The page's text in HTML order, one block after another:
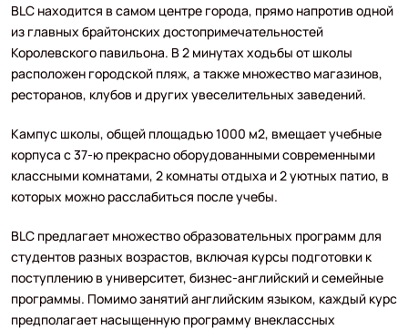
BLC находится в самом центре города, прямо напротив одной
из главных брайтонских достопримечательностей
Королевского павильона. В 2 минутах ходьбы от школы
расположен городской пляж, а также множество магазинов,
ресторанов, клубов и других увеселительных заведений.
Кампус школы, общей площадью 1000 м2, вмещает учебные
корпуса с 37-ю прекрасно оборудованными современными
классными комнатами, 2 комнаты отдыха и 2 уютных патио, в
которых можно расслабиться после учебы.
BLC предлагает множество образовательных программ для
студентов разных возрастов, включая курсы подготовки к
поступлению в университет, бизнес-английский и семейные
программы. Помимо занятий английским языком, каждый курс
предполагает насыщенную программу внеклассных